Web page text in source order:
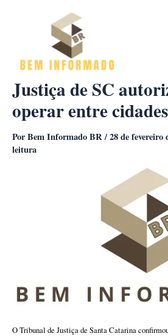
Justiça de SC
operar entre
PorBem Informado BR/28 de fevereiro
leitura
O Tribunal de Justiça de Santa Catarina